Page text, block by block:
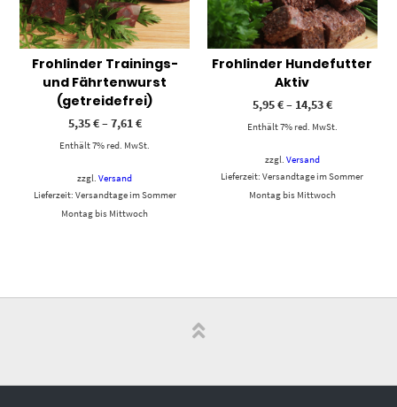
Frohlinder Trainings-
und Fährtenwurst
(getreidefrei)
5,35€–7,61€
Enthält 7% red. MwSt.
zzgl.Versand
Lieferzeit: Versandtage im Sommer
Montag bis Mittwoch
Frohlinder Hundefutter
Aktiv
5,95€– 14,53€
Enthält 7% red. MwSt.
zzgl. Versand
Lieferzeit: Versandtage im Sommer
Montag bis Mittwoch